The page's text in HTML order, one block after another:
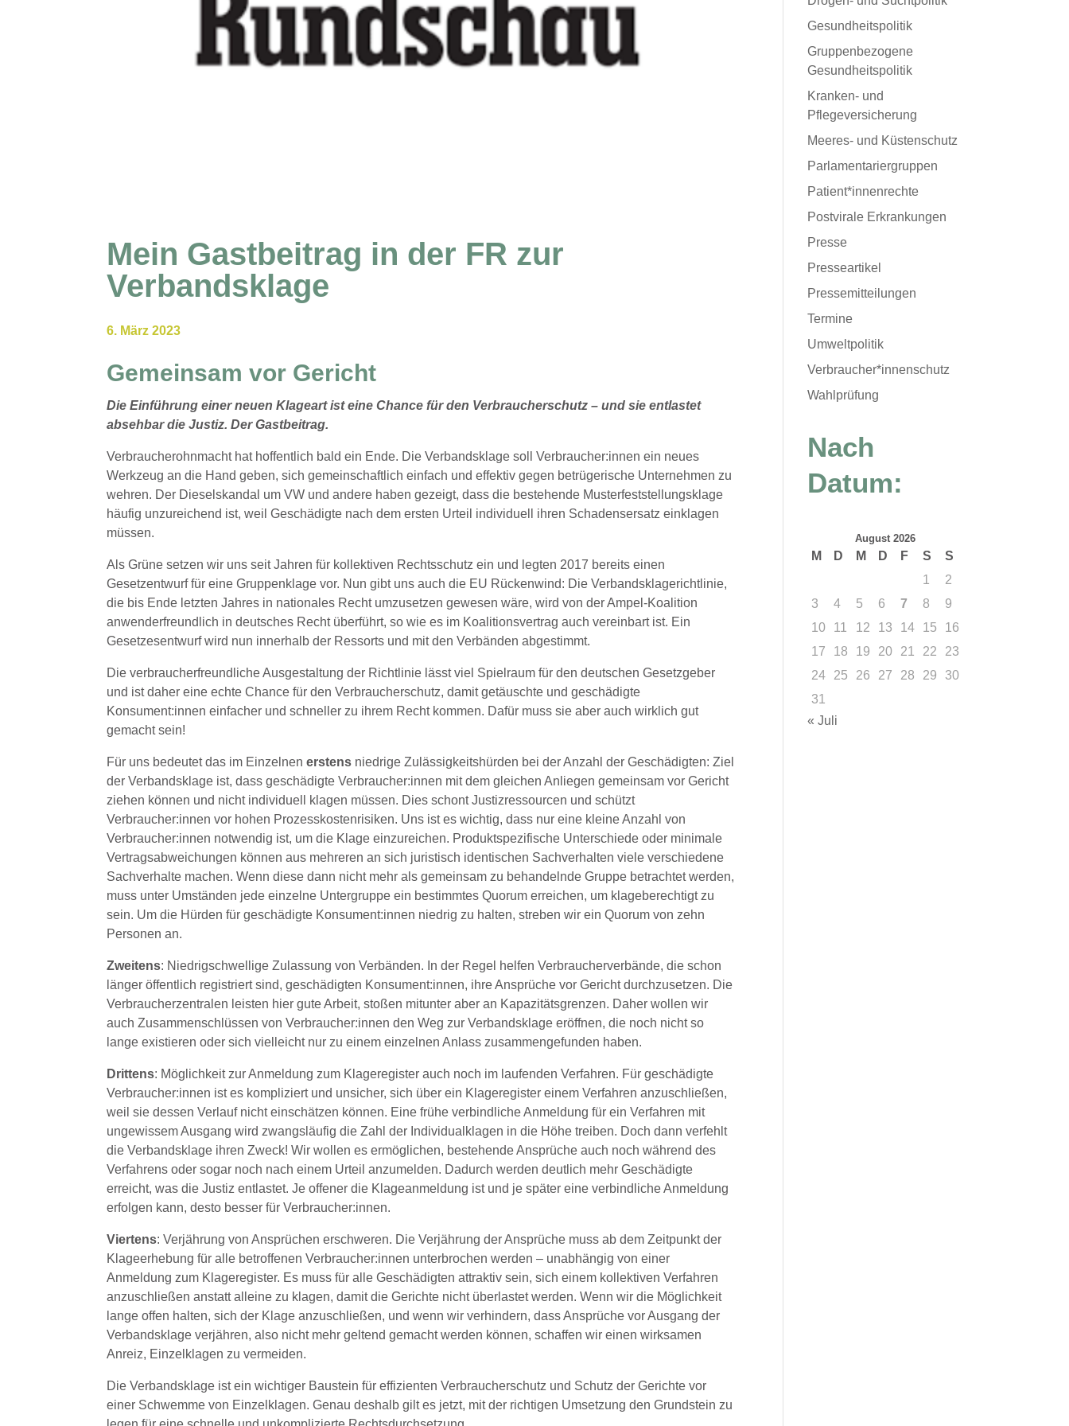
Mein Gastbeitrag in der FR zur
Verbandsklage
6. März 2023
Gemeinsam vor Gericht
Die Einführung einer neuen Klageart ist eine Chance für den Verbraucherschutz – und sie entlastet
absehbar die Justiz. Der Gastbeitrag.
Verbraucherohnmacht hat hoffentlich bald ein Ende. Die Verbandsklage soll Verbraucher:innen ein neues
Werkzeug an die Hand geben, sich gemeinschaftlich einfach und effektiv gegen betrügerische Unternehmen zu
wehren. Der Dieselskandal um VW und andere haben gezeigt, dass die bestehende Musterfeststellungsklage
häufig unzureichend ist, weil Geschädigte nach dem ersten Urteil individuell ihren Schadensersatz einklagen
müssen.
Als Grüne setzen wir uns seit Jahren für kollektiven Rechtsschutz ein und legten 2017 bereits einen
Gesetzentwurf für eine Gruppenklage vor. Nun gibt uns auch die EU Rückenwind: Die Verbandsklagerichtlinie,
die bis Ende letzten Jahres in nationales Recht umzusetzen gewesen wäre, wird von der Ampel-Koalition
anwenderfreundlich in deutsches Recht überführt, so wie es im Koalitionsvertrag auch vereinbart ist. Ein
Gesetzesentwurf wird nun innerhalb der Ressorts und mit den Verbänden abgestimmt.
Die verbraucherfreundliche Ausgestaltung der Richtlinie lässt viel Spielraum für den deutschen Gesetzgeber
und ist daher eine echte Chance für den Verbraucherschutz, damit getäuschte und geschädigte
Konsument:innen einfacher und schneller zu ihrem Recht kommen. Dafür muss sie aber auch wirklich gut
gemacht sein!
Für uns bedeutet das im Einzelnenerstens niedrige Zulässigkeitshürden bei der Anzahl der Geschädigten: Ziel
der Verbandsklage ist, dass geschädigte Verbraucher:innen mit dem gleichen Anliegen gemeinsam vor Gericht
ziehen können und nicht individuell klagen müssen. Dies schont Justizressourcen und schützt
Verbraucher:innen vor hohen Prozesskostenrisiken. Uns ist es wichtig, dass nur eine kleine Anzahl von
Verbraucher:innen notwendig ist, um die Klage einzureichen. Produktspezifische Unterschiede oder minimale
Vertragsabweichungen können aus mehreren an sich juristisch identischen Sachverhalten viele verschiedene
Sachverhalte machen. Wenn diese dann nicht mehr als gemeinsam zu behandelnde Gruppe betrachtet werden,
muss unter Umständen jede einzelne Untergruppe ein bestimmtes Quorum erreichen, um klageberechtigt zu
sein. Um die Hürden für geschädigte Konsument:innen niedrig zu halten, streben wir ein Quorum von zehn
Personen an.
Zweitens: Niedrigschwellige Zulassung von Verbänden. In der Regel helfen Verbraucherverbände, die schon
länger öffentlich registriert sind, geschädigten Konsument:innen, ihre Ansprüche vor Gericht durchzusetzen. Die
Verbraucherzentralen leisten hier gute Arbeit, stoßen mitunter aber an Kapazitätsgrenzen. Daher wollen wir
auch Zusammenschlüssen von Verbraucher:innen den Weg zur Verbandsklage eröffnen, die noch nicht so
lange existieren oder sich vielleicht nur zu einem einzelnen Anlass zusammengefunden haben.
Drittens: Möglichkeit zur Anmeldung zum Klageregister auch noch im laufenden Verfahren. Für geschädigte
Verbraucher:innen ist es kompliziert und unsicher, sich über ein Klageregister einem Verfahren anzuschließen,
weil sie dessen Verlauf nicht einschätzen können. Eine frühe verbindliche Anmeldung für ein Verfahren mit
ungewissem Ausgang wird zwangsläufig die Zahl der Individualklagen in die Höhe treiben. Doch dann verfehlt
die Verbandsklage ihren Zweck! Wir wollen es ermöglichen, bestehende Ansprüche auch noch während des
Verfahrens oder sogar noch nach einem Urteil anzumelden. Dadurch werden deutlich mehr Geschädigte
erreicht, was die Justiz entlastet. Je offener die Klageanmeldung ist und je später eine verbindliche Anmeldung
erfolgen kann, desto besser für Verbraucher:innen.
Viertens: Verjährung von Ansprüchen erschweren. Die Verjährung der Ansprüche muss ab dem Zeitpunkt der
Klageerhebung für alle betroffenen Verbraucher:innen unterbrochen werden – unabhängig von einer
Anmeldung zum Klageregister. Es muss für alle Geschädigten attraktiv sein, sich einem kollektiven Verfahren
anzuschließen anstatt alleine zu klagen, damit die Gerichte nicht überlastet werden. Wenn wir die Möglichkeit
lange offen halten, sich der Klage anzuschließen, und wenn wir verhindern, dass Ansprüche vor Ausgang der
Verbandsklage verjähren, also nicht mehr geltend gemacht werden können, schaffen wir einen wirksamen
Anreiz, Einzelklagen zu vermeiden.
Die Verbandsklage ist ein wichtiger Baustein für effizienten Verbraucherschutz und Schutz der Gerichte vor
einer Schwemme von Einzelklagen. Genau deshalb gilt es jetzt, mit der richtigen Umsetzung den Grundstein zu
Gesundheitspolitik
Gruppenbezogene
Gesundheitspolitik
Kranken- und
Pflegeversicherung
Meeres- und Küstenschutz
Parlamentariergruppen
Patient*innenrechte
Postvirale Erkrankungen
Presse
Presseartikel
Pressemitteilungen
Termine
Umweltpolitik
Verbraucher*innenschutz
Wahlprüfung
Nach
Datum:
August 2026
M D M D F S
S
1
2
3
4 5 6 7 8
9
10
11 12 13 14 15
16
17
18 19 20 21 22
23
24
25 26 27 28 29
30
31
« Juli